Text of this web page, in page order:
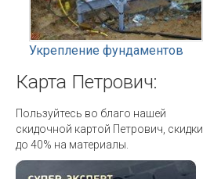
Укрепление фундаментов
Карта Петрович:
Пользуйтесь во благо нашей
скидочной картой Петрович, скидки
до 40% на материалы.